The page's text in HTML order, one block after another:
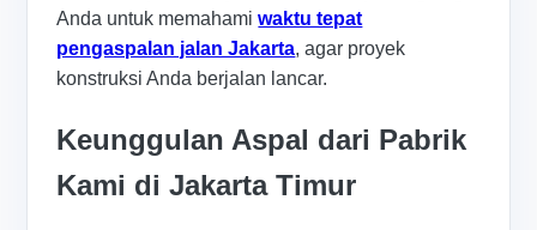
Anda untuk memahamiwaktu tepat
pengaspalan jalan Jakarta, agar proyek
konstruksi Anda berjalan lancar.
Keunggulan Aspal dari Pabrik
Kami di Jakarta Timur